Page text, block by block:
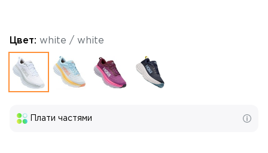
Цвет: white / white
Плати частями